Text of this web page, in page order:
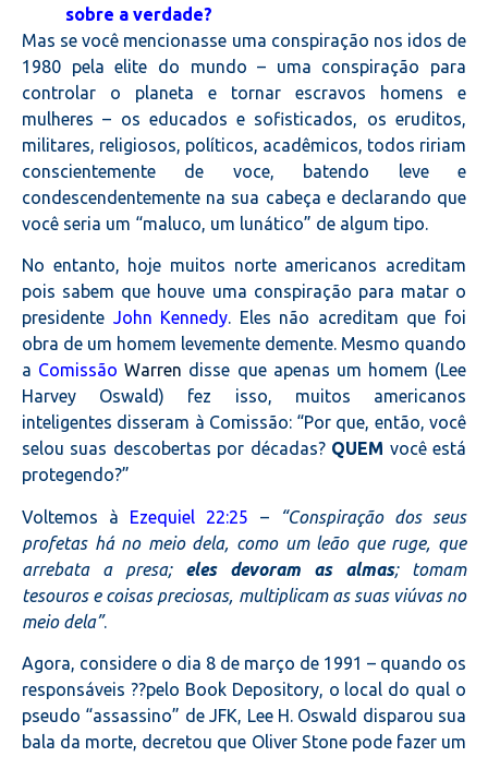
sobre a verdade?
Mas se você mencionasse uma conspiração nos idos de
1980 pela elite do mundo – uma conspiração para
controlar o planeta e tornar escravos homens e
mulheres – os educados e sofisticados, os eruditos,
militares, religiosos, políticos, acadêmicos, todos ririam
conscientemente de voce, batendo leve e
condescendentemente na sua cabeça e declarando que
você seria um “maluco, um lunático” de algum tipo.
No entanto, hoje muitos norte americanos acreditam
pois sabem que houve uma conspiração para matar o
presidente John Kennedy. Eles não acreditam que foi
obra de um homem levemente demente. Mesmo quando
a Comissão Warren disse que apenas um homem (Lee
Harvey Oswald) fez isso, muitos americanos
inteligentes disseram à Comissão: “Por que, então, você
selou suas descobertas por décadas? QUEM você está
protegendo?”
Voltemos à Ezequiel 22:25 –
“Conspiração dos seus
profetas há no meio dela, como um leão que ruge, que
arrebata a presa; eles devoram as almas; tomam
tesouros e coisas preciosas, multiplicam as suas viúvas no
meio dela”.
Agora, considere o dia 8 de março de 1991 – quando os
responsáveis ??pelo Book Depository, o local do qual o
pseudo “assassino” de JFK, Lee H. Oswald disparou sua
bala da morte, decretou que Oliver Stone pode fazer um